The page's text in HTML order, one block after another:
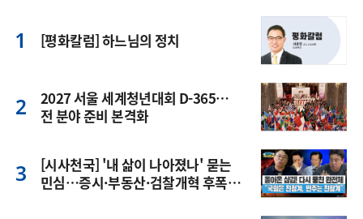
[평화칼럼] 하느님의 정치
2027 서울 세계청년대회 D-365…
전 분야 준비 본격화
[시사천국] '내 삶이 나아졌나' 묻는
민심…증시·부동산·검찰개혁 후폭